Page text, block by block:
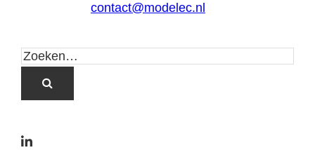
contact@modelec.nl
L